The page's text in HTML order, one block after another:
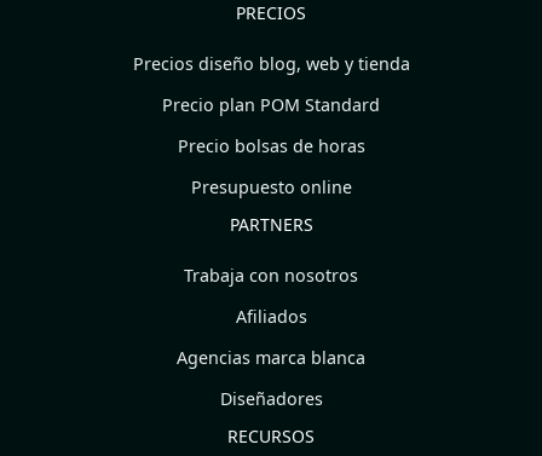
PRECIOS
Precios diseño blog, web y tienda
Precio plan POM Standard
Precio bolsas de horas
Presupuesto online
PARTNERS
Trabaja con nosotros
Afiliados
Agencias marca blanca
Diseñadores
RECURSOS